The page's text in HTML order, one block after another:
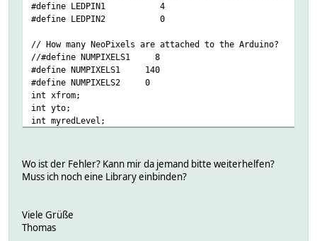
...
httpledstripe_esp_v1:252: error: 'blinkerEffect' was not
if (blinker) blinkerEffect();
^
void reset() {
vstripe:50: error: expected '}' at end of input
#define LEDPIN1 4
#define LEDPIN2 0
// How many NeoPixels are attached to the Arduino?
//#define NUMPIXELS1 8
#define NUMPIXELS1 140
#define NUMPIXELS2 0
int xfrom;
int yto;
int myredLevel;
int myOn;
int myOff;
void reset();
Wo ist der Fehler? Kann mir da jemand bitte weiterhelfen?
Muss ich noch eine Library einbinden?
Viele Grüße
Thomas